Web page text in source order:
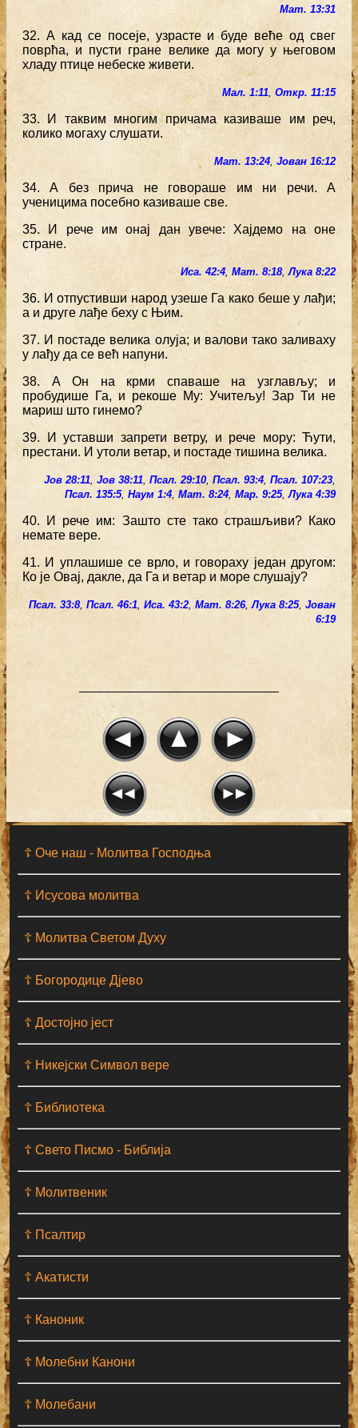
☦ Оче наш - Moлитва Господња
☦ Исусова молитва
☦ Молитва Светом Духу
☦ Богородице Дјево
☦ Достојно јест
☦ Никејски Символ вере
☦ Библиотека
☦ Свето Писмо - Библија
☦ Молитвеник
☦ Псалтир
☦ Акатисти
☦ Каноник
☦ Молебни Канони
☦ Молебани
Мат. 13:31
32. А кад се посеје, узрасте и буде веће од свег
поврћа, и пусти гране велике да могу у његовом
хладу птице небеске живети.
Мал. 1:11, Откр. 11:15
33. И таквим многим причама казиваше им реч,
колико могаху слушати.
Мат. 13:24, Јован 16:12
34. А без прича не говораше им ни речи. А
ученицима посебно казиваше све.
35. И рече им онај дан увече: Хајдемо на оне
стране.
Иса. 42:4, Мат. 8:18,Лука 8:22
36. И отпустивши народ узеше Га како беше у лађи;
а и друге лађе беху с Њим.
37. И постаде велика олуја; и валови тако заливаху
у лађу да се већ напуни.
38. А Он на крми спаваше на узглављу; и
пробудише Га, и рекоше Му: Учитељу! Зар Ти не
мариш што гинемо?
39. И уставши запрети ветру, и рече мору: Ћути,
престани. И утоли ветар, и постаде тишина велика.
Јов 28:11, Јов 38:11, Псал. 29:10, Псал. 93:4, Псал. 107:23,
Псал. 135:5, Наум 1:4, Мат. 8:24, Мар. 9:25,Лука 4:39
40. И рече им: Зашто сте тако страшљиви? Како
немате вере.
41. И уплашише се врло, и говораху један другом:
Ко је Овај, дакле, да Га и ветар и море слушају?
Псал. 33:8, Псал. 46:1, Иса. 43:2, Мат. 8:26,Лука 8:25, Јован
6:19